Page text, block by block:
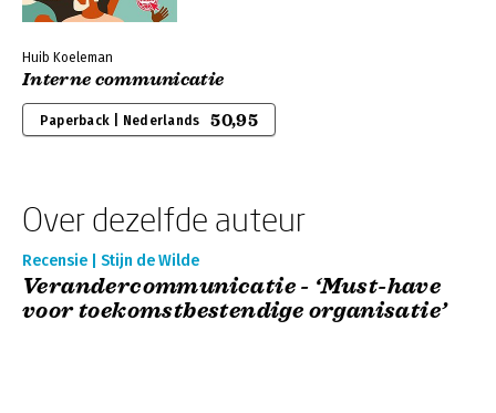
Huib Koeleman
Interne communicatie
Paperback | Nederlands 50,95
Over dezelfde auteur
Recensie | Stijn de Wilde
Verandercommunicatie - ‘Must-have
voor toekomstbestendige organisatie’